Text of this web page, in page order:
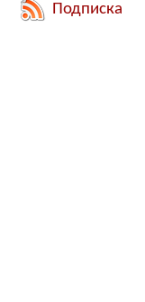
Подписка